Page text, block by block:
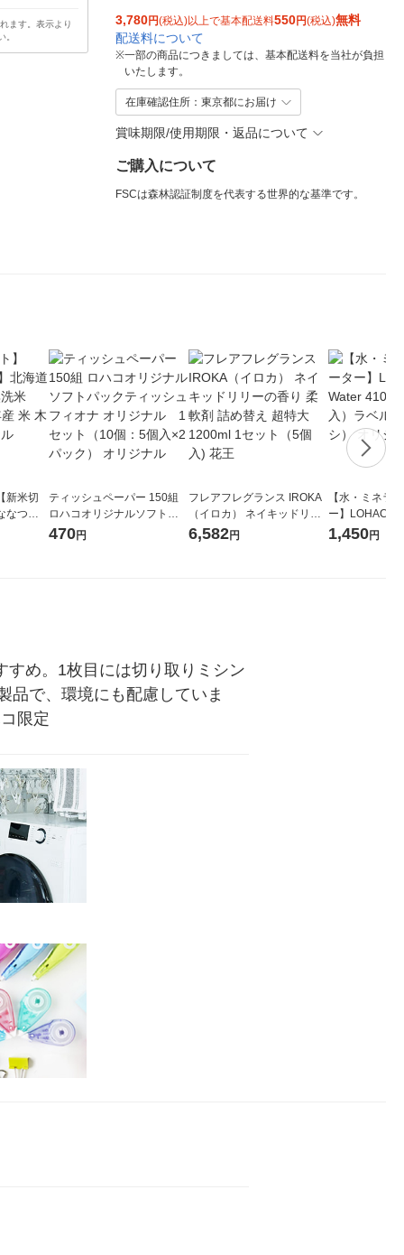
ます。表示より
。
3,780円(税込)以上で基本配送料550円(税込)無料
配送料について
※一部の商品につきましては、基本配送料を当社が負担
いたします。
在庫確認住所：東京都にお届け
賞味期限/使用期限・返品について
ご購入について
FSCは森林認証制度を代表する世界的な基準です。
新米切
なつぼ
和7年産
ティッシュペーパー 150組
ロハコオリジナルソフトパ
ックティッシュ フィオナ オ
470円
フレアフレグランス IROKA
（イロカ） ネイキッドリリ
ーの香り 柔軟剤 詰め替え 超
6,582円
【水・ミネラ
ー】LOHACO
1箱（20本入
1,450円
め。1枚目には切り取りミシン
品で、環境にも配慮していま
限定